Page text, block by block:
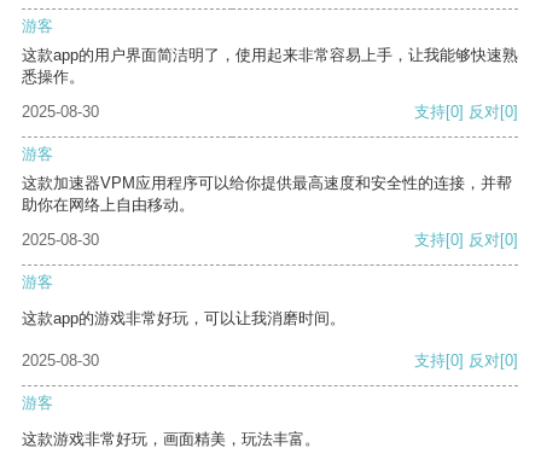
游客
这款app的用户界面简洁明了，使用起来非常容易上手，让我能够快速熟
悉操作。
2025-08-30
支持[0] 反对[0]
游客
这款加速器VPM应用程序可以给你提供最高速度和安全性的连接，并帮
助你在网络上自由移动。
2025-08-30
支持[0] 反对[0]
游客
这款app的游戏非常好玩，可以让我消磨时间。
2025-08-30 支持[0] 反对[0]
游客
这款游戏非常好玩，画面精美，玩法丰富。